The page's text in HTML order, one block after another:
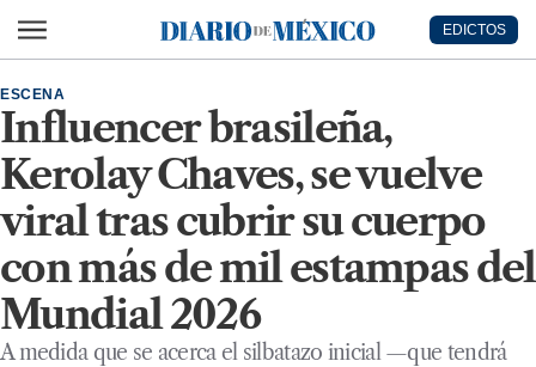
Diario de México
EDICTOS
Influencer brasileña,
Kerolay Chaves, se vuelve
viral tras cubrir su cuerpo
con más de mil estampas del
Mundial 2026
ESCENA
A medida que se acerca el silbatazo inicial —que tendrá